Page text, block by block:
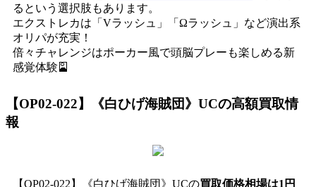
るという選択肢もあります。
エクストレカは「Vラッシュ」「Ωラッシュ」など演出系
オリパが充実！
倍々チャレンジはポーカー風で頭脳プレーも楽しめる新
感覚体験🎴
【OP02-022】《白ひげ海賊団》UCの高額買取情
報
【OP02-022】《白ひげ海賊団》UCの買取価格相場は1円